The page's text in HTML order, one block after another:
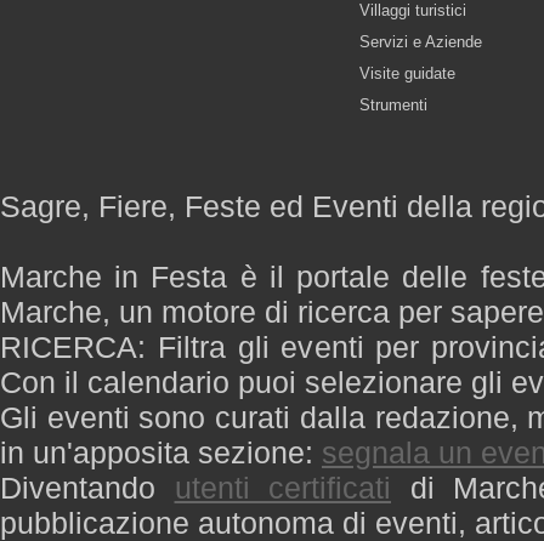
Villaggi turistici
Servizi e Aziende
Visite guidate
Strumenti
Sagre, Fiere, Feste ed Eventi della
Marche in Festa è il portale delle
Marche, un motore di ricerca per
RICERCA: Filtra gli eventi per
Con il calendario puoi selezionare gli
Gli eventi sono curati dalla redazione,
in un'apposita sezione: segnala un
Diventando utenti certificati di
pubblicazione autonoma di eventi,